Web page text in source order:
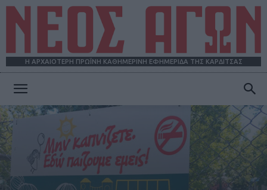
Η ΑΡΧΑΙΟΤΕΡΗ ΠΡΩΪΝΗ ΚΑΘΗΜΕΡΙΝΗ ΕΦΗΜΕΡΙΔΑ ΤΗΣ ΚΑΡΔΙΤΣΑΣ
ΑΓΩΝ